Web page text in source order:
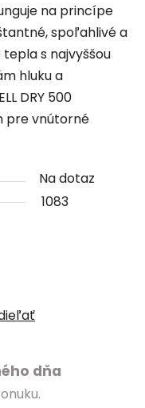
na princípe
spoľahlivé a
s najvyššou
hluku a
DRY 500
pre vnútorné
Na dotaz
1083
dňa